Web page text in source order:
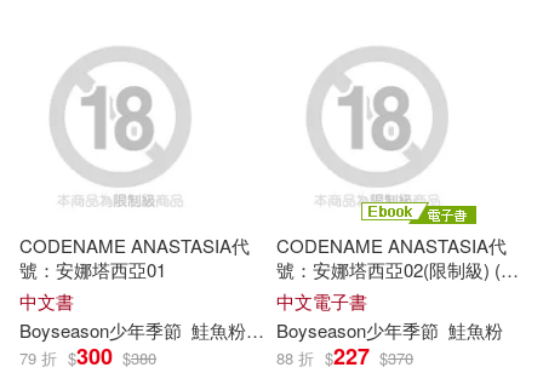
牛木義隆(30) 薇薇安(30)
露西‧M‧蒙哥馬利(30)
白石茉莉奈(29) 絵夢羅(29)
中國農業科學技術出版社(177)
國防工業出版社(177)
華夏出版社(176)
上海三聯書店(175)
CODENAME ANASTASIA代
號：安娜塔西亞01
中文書
Boyseason少年季節 鮭魚粉 Han
79 折 $300 $380
CODENAME ANASTASIA代
號：安娜塔西亞02(限制級) (電
子書)
中文電子書
Boyseason少年季節 鮭魚粉
88 折 $227 $370